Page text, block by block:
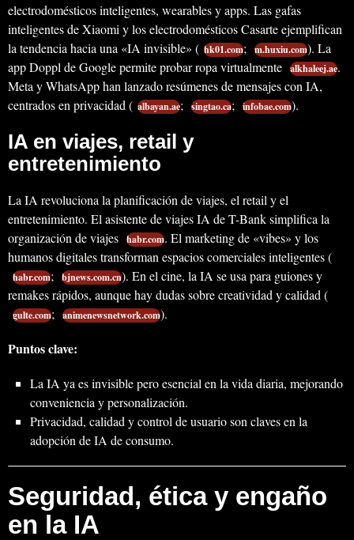
electrodomésticos inteligentes, wearables y apps. Las gafas
inteligentes de Xiaomi y los electrodomésticos Casarte ejemplifican
la tendencia hacia una «IA invisible» ( hk01.com; m.huxiu.com). La
app Doppl de Google permite probar ropa virtualmente alkhaleej.ae.
Meta y WhatsApp han lanzado resúmenes de mensajes con IA,
centrados en privacidad ( albayan.ae; singtao.ca; infobae.com).
IA en viajes, retail y
entretenimiento
La IA revoluciona la planificación de viajes, el retail y el
entretenimiento. El asistente de viajes IA de T-Bank simplifica la
organización de viajes habr.com. El marketing de «vibes» y los
humanos digitales transforman espacios comerciales inteligentes (
habr.com; bjnews.com.cn). En el cine, la IA se usa para guiones y
remakes rápidos, aunque hay dudas sobre creatividad y calidad (
gulte.com; animenewsnetwork.com).
Puntos clave:
La IA ya es invisible pero esencial en la vida diaria, mejorando
conveniencia y personalización.
Privacidad, calidad y control de usuario son claves en la
adopción de IA de consumo.
Seguridad, ética y engaño
en la IA